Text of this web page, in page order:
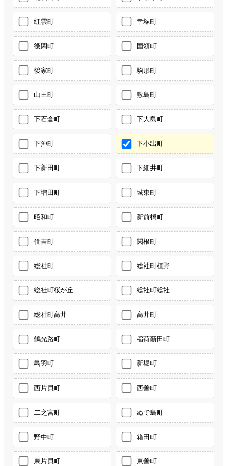
紅雲町 幸塚町
後閑町 国領町
後家町 駒形町
山王町 敷島町
下石倉町 下大島町
下沖町 下小出町
下新田町 下細井町
下増田町 城東町
昭和町 新前橋町
住吉町 関根町
総社町 総社町植野
総社町桜が丘 総社町総社
総社町高井 高井町
鶴光路町 稲荷新田町
鳥羽町 新堀町
西片貝町 西善町
二之宮町 ぬで島町
野中町 箱田町
東片貝町 東善町